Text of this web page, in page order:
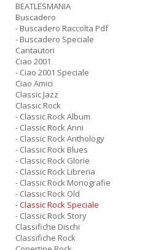
BEATLESMANIA
Buscadero
- Buscadero Raccolta Pdf
- Buscadero Speciale
Cantautori
Ciao 2001
- Ciao 2001 Speciale
Ciao Amici
Classic Jazz
Classic Rock
- Classic Rock Album
- Classic Rock Anni
- Classic Rock Anthology
- Classic Rock Blues
- Classic Rock Glorie
- Classic Rock Libreria
- Classic Rock Monografie
- Classic Rock Old
- Classic Rock Speciale
- Classic Rock Story
Classifiche Dischi
Classifiche Rock